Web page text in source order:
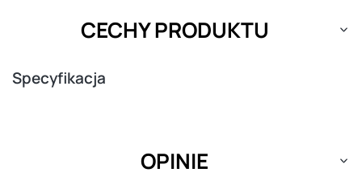
CECHY PRODUKTU
Specyfikacja
OPINIE